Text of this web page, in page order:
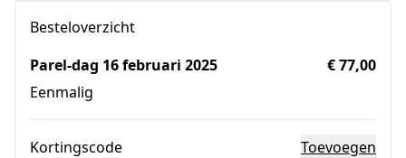
Besteloverzicht
Parel-dag 16 februari 2025
Eenmalig
€ 77,00
Kortingscode Toevoegen